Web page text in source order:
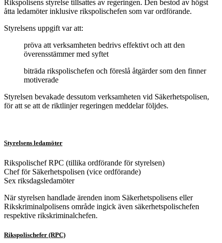
Rikspolisens styrelse tillsattes av regeringen. Den bestod av högst
åtta ledamöter inklusive rikspolischefen som var ordförande.
Styrelsens uppgift var att:
pröva att verksamheten bedrivs effektivt och att den
överensstämmer med syftet
biträda rikspolischefen och föreslå åtgärder som den finner
motiverade
Styrelsen bevakade dessutom verksamheten vid Säkerhetspolisen,
för att se att de riktlinjer regeringen meddelar följdes.
Styrelsens ledamöter
Rikspolischef RPC (tillika ordförande för styrelsen)
Chef för Säkerhetspolisen (vice ordförande)
Sex riksdagsledamöter
När styrelsen handlade ärenden inom Säkerhetspolisens eller
Rikskriminalpolisens område ingick även säkerhetspolischefen
respektive rikskriminalchefen.
Rikspolischefer (RPC)